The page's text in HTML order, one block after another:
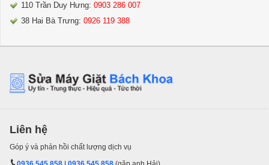
110 Trần Duy Hưng: 0903 286 007
38 Hai Bà Trưng: 0926 119 388
Liên hệ
Góp ý và phản hồi chất lượng dịch vụ